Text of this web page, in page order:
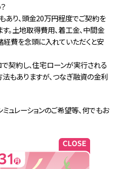
あり、頭金20万円程度でご契約を
。土地取得費用、着工金、中間金
経費を念頭に入れていただくと安
契約し、住宅ローンが実行される
もありますが、つなぎ融資の金利
ュレーションのご希望等、何でもお